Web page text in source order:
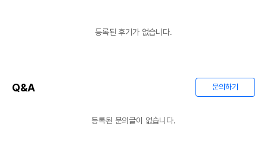
등록된 후기가 없습니다.
Q&A 문의하기
등록된 문의글이 없습니다.